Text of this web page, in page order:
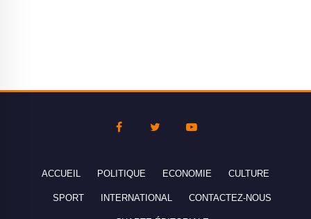
ACCUEIL POLITIQUE ECONOMIE CULTURE
SPORT INTERNATIONAL CONTACTEZ-NOUS